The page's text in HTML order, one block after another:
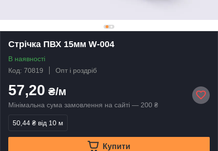
Стрічка ПВХ 15мм W-004
В наявності
Код: 70819
Опт і роздріб
57,20 ₴/м
Мінімальна сума замовлення на сайті — 200 ₴
50,44 ₴ від 10 м
Купити